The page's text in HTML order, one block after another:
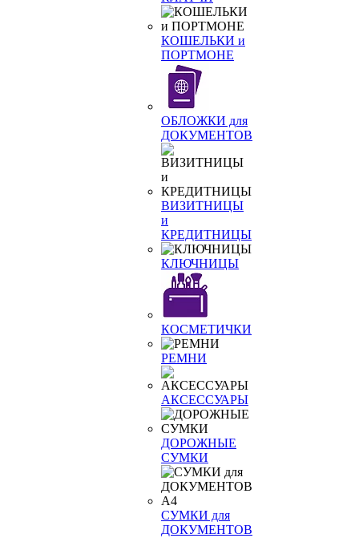
КОШЕЛЬКИ и
ПОРТМОНЕ
ОБЛОЖКИ для
ДОКУМЕНТОВ
ВИЗИТНИЦЫ
и
КРЕДИТНИЦЫ
КЛЮЧНИЦЫ
КОСМЕТИЧКИ
РЕМНИ
АКСЕССУАРЫ
ДОРОЖНЫЕ
СУМКИ
СУМКИ для
ДОКУМЕНТОВ